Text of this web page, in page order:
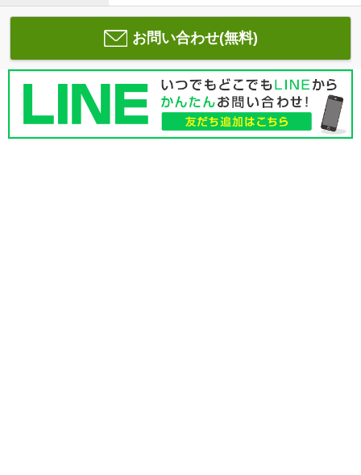
お問い合わせ(無料)